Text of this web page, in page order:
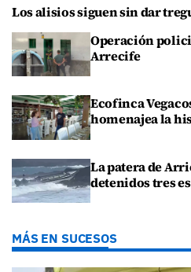
Los alisios siguen sin dar
Operación
Arrecife
Ecofinca
homenajea la
La patera de
detenidos tres
MÁS EN SUCESOS